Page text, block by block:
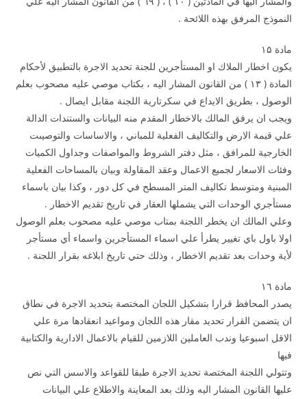
النموذج المرفق بهذه اللائحة .
مادة ۱۵
يكون اخطار الملاك او المستأجرين للجنة تحديد الاجرة بالتطبيق لأحكام
المادة ( ۱۳ ) من القانون المشار اليه ، بكتاب موصي عليه مصحوب بعلم
الوصول ، بطريق الايداع في سكرتارية اللجنة مقابل ايصال .
ويجب ان يرفق المالك بالاخطار المقدم منه البيانات والستندات الدالة
علي قيمة الارض والتكاليف الفعلية للمباني ، والاساسات والتوصيىت
الخارجية للمرافق ، مثل دفتر الشروط والمواصفات وجداول الكميات
وفئات الاسعار لجميع الاعمال وعقد المقاولة وبيان بالمساحات الفعلية
المبنية ومتوسط تكاليف المتر المسطح في كل دور ، وكذا بيان باسماء
مستأجري الوحدات التي يشملها العقار في تاريخ تقديم الاخطار .
وعلي المالك ان يخطر اللجنة بمتاب موصي عليه مصحوب بعلم الوصول
اولا باول باي تغيير يطرأ علي اسماء المستأجرين واسماء أي مستأجر
لأية وحدات بعد تقديم الاخطار ، وذلك حتي تاريخ ابلاغه بقرار اللجنة .
مادة ۱٦
يصدر المحافظ قرارا بتشكيل اللجان المختصة بتحديد الاجرة في نطاق
ان يتضمن القرار تحديد مقار هذه اللجان ومواعيد انعقادها مرة علي
الاقل اسبوعيا وندب العاملين اللازمين للقيام بالاعمال الادارية والكتابية
فيها
وتتولي اللجنة المختصة تحديد الاجرة طبقا للقواعد والاسس التي نص
عليها القانون المشار اليه وذلك بعد المعاينة والاطلاع علي البيانات